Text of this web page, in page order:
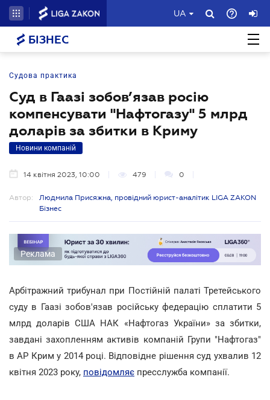
UA
БІЗНЕС
Судова практика
Суд в Гаазі зобов’язав росію
компенсувати "Нафтогазу" 5 млрд
доларів за збитки в Криму
Новини компаній
14 квітня 2023, 10:00 479 0
Автор:
Людмила Присяжна, провідний юрист-аналітик LIGA ZAKON
Бізнес
Реклама
Арбітражний трибунал при Постійній палаті Третейського
суду в Гаазі зобов'язав російську федерацію сплатити 5
млрд доларів США НАК «Нафтогаз України» за збитки,
завдані захопленням активів компаній Групи "Нафтогаз"
в АР Крим у 2014 році. Відповідне рішення суд ухвалив 12
квітня 2023 року, повідомляє пресслужба компанії.